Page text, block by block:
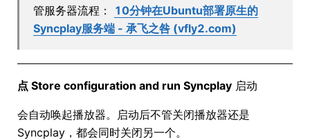
管服务器流程： 10分钟在Ubuntu部署原生的
Syncplay服务端 - 承飞之咎 (vfly2.com)
点 Store configuration and run Syncplay 启动
会自动唤起播放器。启动后不管关闭播放器还是
Syncplay，都会同时关闭另一个。